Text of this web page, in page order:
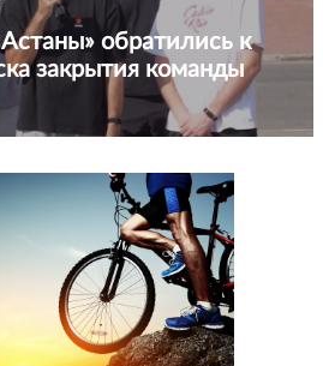
обратились к
закрытия команды